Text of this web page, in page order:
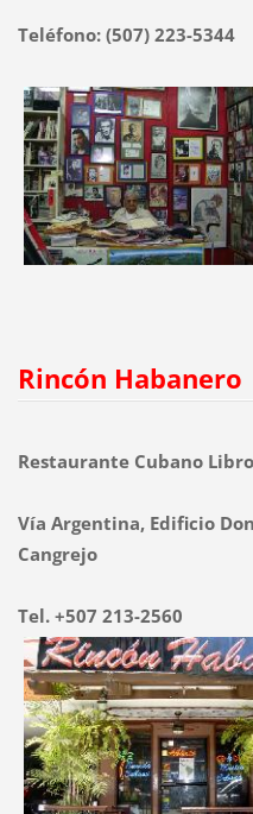
Teléfono: (507) 223-5344
Rincón Habanero
Restaurante Cubano
Vía Argentina, Edificio
Cangrejo
Tel. +507 213-2560